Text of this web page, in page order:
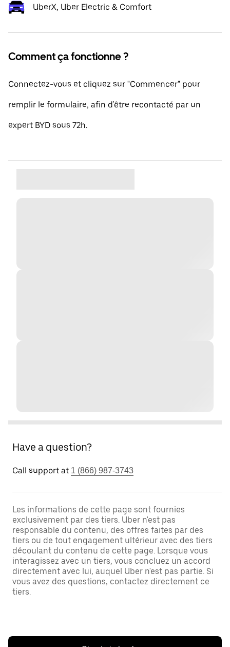
UberX, Uber Electric & Comfort
Comment ça fonctionne ?
Connectez-vous et cliquez sur "Commencer" pour
remplir le formulaire, afin d'être recontacté par un
expert BYD sous 72h.
Have a question?
Call support at 1 (866) 987-3743
Les informations de cette page sont fournies
exclusivement par des tiers. Uber n'est pas
responsable du contenu, des offres faites par des
tiers ou de tout engagement ultérieur avec des tiers
découlant du contenu de cette page. Lorsque vous
interagissez avec un tiers, vous concluez un accord
directement avec lui, auquel Uber n'est pas partie. Si
vous avez des questions, contactez directement ce
tiers.